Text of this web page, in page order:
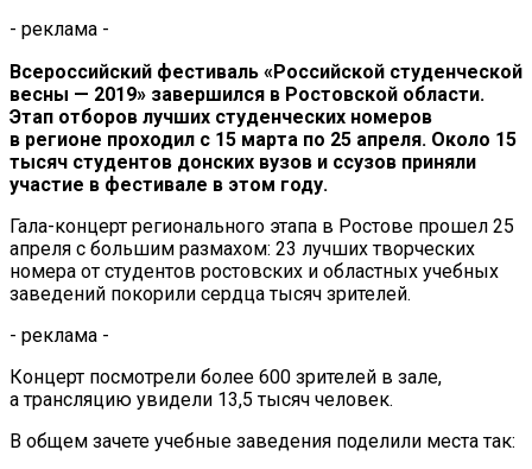
- реклама -
Всероссийский фестиваль «Российской студенческой
весны — 2019» завершился в Ростовской области.
Этап отборов лучших студенческих номеров
в регионе проходил с 15 марта по 25 апреля. Около 15
тысяч студентов донских вузов и ссузов приняли
участие в фестивале в этом году.
Гала-концерт регионального этапа в Ростове прошел 25
апреля с большим размахом: 23 лучших творческих
номера от студентов ростовских и областных учебных
заведений покорили сердца тысяч зрителей.
- реклама -
Концерт посмотрели более 600 зрителей в зале,
а трансляцию увидели 13,5 тысяч человек.
В общем зачете учебные заведения поделили места так: